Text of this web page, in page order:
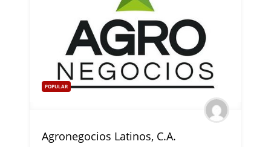
POPULAR
Agronegocios Latinos, C.A.